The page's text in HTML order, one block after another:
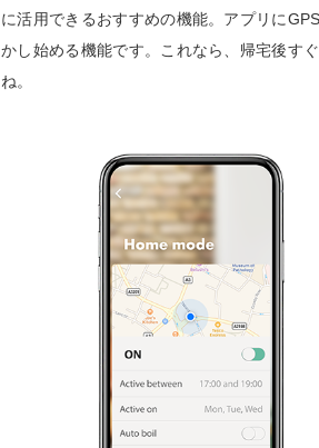
に活用できるおすすめの機能。アプリに
かし始める機能です。これなら、帰宅後す
ね。